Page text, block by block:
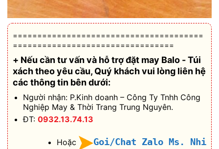
=======================================
=================================
+ Nếu cần tư vấn và hỗ trợđặt may Balo - Túi
xách theo yêu cầu, Quý khách vui lòng liên hệ
các thông tin bên dưới:
Người nhận: P.Kinh doanh – Công Ty Tnhh Công
Nghiệp May & Thời Trang Trung Nguyên.
ĐT: 0932.13.74.13
Hoặc
Goi/Chat Zalo Ms. Nhi